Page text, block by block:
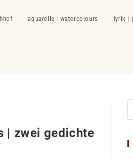
aquarelle | watercolours lyrik |
| zwei gedichte